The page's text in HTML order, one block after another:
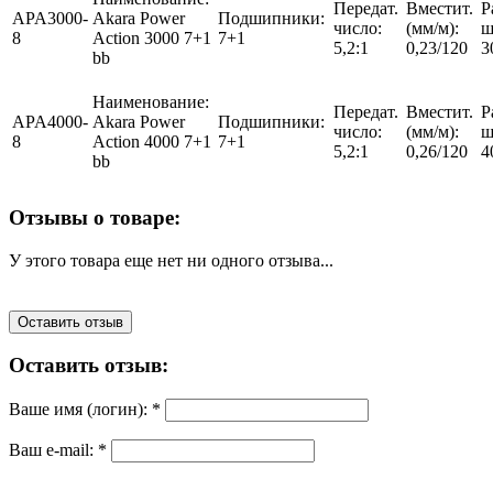
APA3000-
8
Akara Power
Action 3000 7+1
bb
Подшипники:
7+1
Передат.
число:
5,2:1
Вместит.
(мм/м):
0,23/120
APA4000-
8
Наименование:
Akara Power
Action 4000 7+1
bb
Подшипники:
7+1
Передат.
число:
5,2:1
Вместит.
(мм/м):
0,26/120
Отзывы о товаре:
У этого товара еще нет ни одного отзыва...
Оставить отзыв
Оставить отзыв:
Ваше имя (логин): *
Ваш e-mail: *